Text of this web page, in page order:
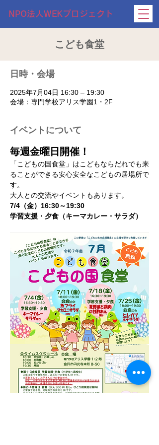
NPO法人WEKプロジェクト
こども食堂
日時・会場
2025年7月04日 16:30 – 19:30
会場：専門学校アリス学園1・2F
イベントについて
毎週金曜日開催！
「こどもの国食堂」はこどもならだれでも来
ることができる安心安全なこどもの居場所で
す。
大人との交流やイベントもあります。
7/4（金）16:30～19:30
学習支援・夕食（キーマカレー・サラダ）